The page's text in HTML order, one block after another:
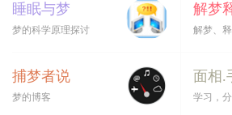
睡眠与梦
梦的科学原理探讨
解梦
解梦、
捕梦者说
梦的博客
面相.
学习，